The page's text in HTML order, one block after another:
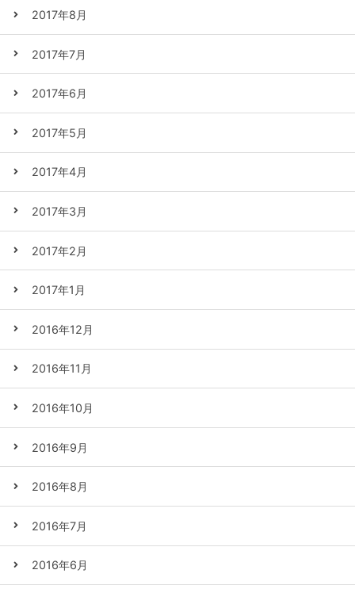
2017年8月
2017年7月
2017年6月
2017年5月
2017年4月
2017年3月
2017年2月
2017年1月
2016年12月
2016年11月
2016年10月
2016年9月
2016年8月
2016年7月
2016年6月